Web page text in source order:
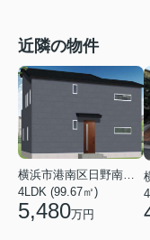
近隣の物件
4LDK (99.67㎡)
5,480万円